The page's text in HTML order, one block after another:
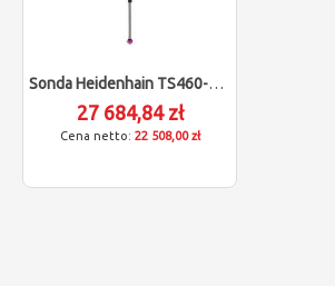
Sonda Heidenhain TS460-CP Bez Oprawki (dostawa 3-5 Dni)
27 684,84 zł
22 508,00 zł